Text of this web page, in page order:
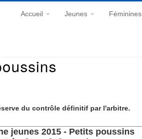
Accueil Jeunes Féminines
du contrôle définitif par l'arbitre.
jeunes 2015 - Petits poussins